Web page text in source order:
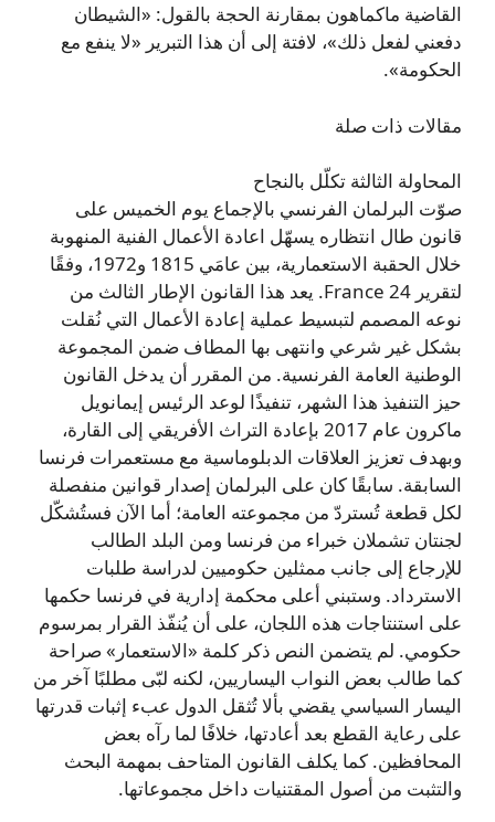
القاضية ماكماهون بمقارنة الحجة بالقول: «الشيطان
دفعني لفعل ذلك»، لافتة إلى أن هذا التبرير «لا ينفع مع
الحكومة».
مقالات ذات صلة
المحاولة الثالثة تكلّل بالنجاح
صوّت البرلمان الفرنسي بالإجماع يوم الخميس على
قانون طال انتظاره يسهّل اعادة الأعمال الفنية المنهوبة
خلال الحقبة الاستعمارية، بين عامَي 1815 و1972، وفقًا
لتقرير France 24. يعد هذا القانون الإطار الثالث من
نوعه المصمم لتبسيط عملية إعادة الأعمال التي نُقلت
بشكل غير شرعي وانتهى بها المطاف ضمن المجموعة
الوطنية العامة الفرنسية. من المقرر أن يدخل القانون
حيز التنفيذ هذا الشهر، تنفيذًا لوعد الرئيس إيمانويل
ماكرون عام 2017 بإعادة التراث الأفريقي إلى القارة،
وبهدف تعزيز العلاقات الدبلوماسية مع مستعمرات فرنسا
السابقة. سابقًا كان على البرلمان إصدار قوانين منفصلة
لكل قطعة تُستردّ من مجموعته العامة؛ أما الآن فستُشكّل
لجنتان تشملان خبراء من فرنسا ومن البلد الطالب
للإرجاع إلى جانب ممثلين حكوميين لدراسة طلبات
الاسترداد. وستبني أعلى محكمة إدارية في فرنسا حكمها
على استنتاجات هذه اللجان، على أن يُنفّذ القرار بمرسوم
حكومي. لم يتضمن النص ذكر كلمة «الاستعمار» صراحة
كما طالب بعض النواب اليساريين، لكنه لبّى مطلبًا آخر من
اليسار السياسي يقضي بألا تُثقل الدول عبء إثبات قدرتها
على رعاية القطع بعد أعادتها، خلافًا لما رآه بعض
المحافظين. كما يكلف القانون المتاحف بمهمة البحث
والتثبت من أصول المقتنيات داخل مجموعاتها.